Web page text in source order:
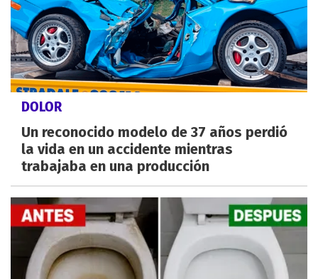
DOLOR
Un reconocido modelo de 37 años perdió
la vida en un accidente mientras
trabajaba en una producción